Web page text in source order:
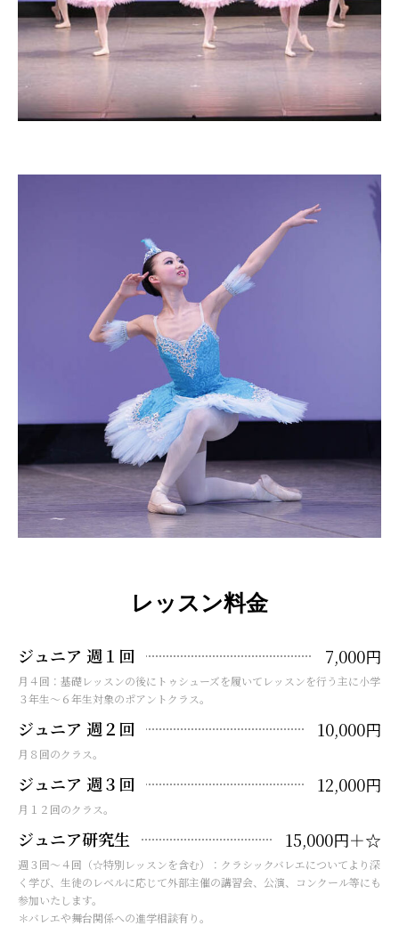
レッスン料金
ジュニア 週１回 7,000円
月４回：基礎レッスンの後にトゥシューズを履いてレッスンを行う主に小学
３年生～６年生対象のポアントクラス。
ジュニア 週２回 10,000円
月８回のクラス。
ジュニア 週３回 12,000円
月１２回のクラス。
ジュニア研究生 15,000円＋☆
週３回～４回（☆特別レッスンを含む）：クラシックバレエについてより深
く学び、生徒のレベルに応じて外部主催の講習会、公演、コンクール等にも
参加いたします。
＊バレエや舞台関係への進学相談有り。